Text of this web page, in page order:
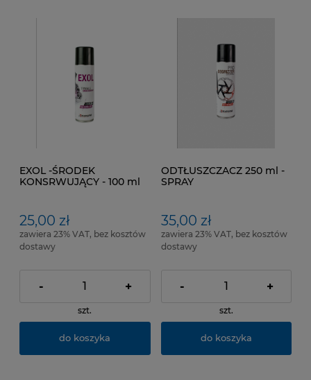
EXOL -ŚRODEK
KONSRWUJĄCY - 100 ml
25,00 zł
zawiera 23% VAT, bez kosztów
dostawy
- +
szt.
do koszyka
ODTŁUSZCZACZ 250 ml -
SPRAY
35,00 zł
zawiera 23% VAT, bez kosztów
dostawy
- +
szt.
do koszyka